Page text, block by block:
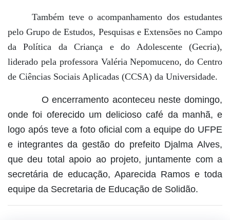
Também teve o acompanhamento dos estudantes
pelo Grupo de Estudos, Pesquisas e Extensões no Campo
da Política da Criança e do Adolescente (Gecria),
liderado pela professora Valéria Nepomuceno, do Centro
de Ciências Sociais Aplicadas (CCSA) da Universidade.
O encerramento aconteceu neste domingo,
onde foi oferecido um delicioso café da manhã, e
logo após teve a foto oficial com a equipe do UFPE
e integrantes da gestão do prefeito Djalma Alves,
que deu total apoio ao projeto, juntamente com a
secretária de educação, Aparecida Ramos e toda
equipe da Secretaria de Educação de Solidão.